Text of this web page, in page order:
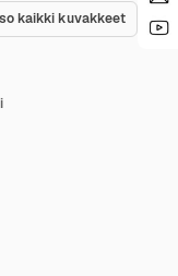
kaikki kuvakkeet